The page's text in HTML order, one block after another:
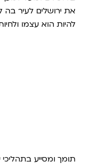
את ירושלים לעיר
להיות הוא עצמו
תומך ומסייע בתהליכי